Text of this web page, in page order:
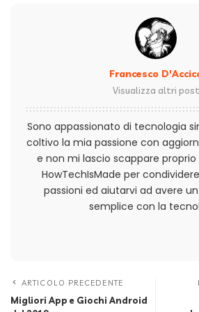
Francesco
Visualizza altri post
Sono appassionato di tecnologia
coltivo la mia passione con
e non mi lascio scappare proprio
HowTechIsMade per
passioni ed aiutarvi ad avere
semplice con la
ARTICOLO PRECEDENTE
Migliori App e Giochi Android